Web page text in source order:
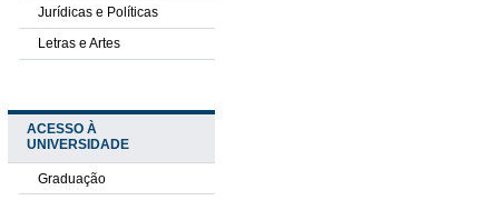
Jurídicas e Políticas
Letras e Artes
ACESSO À
UNIVERSIDADE
Graduação